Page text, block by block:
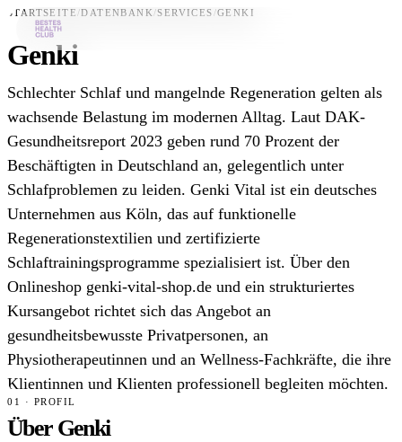
Datenbank
News
Über uns
Für Unternehmen
STARTSEITE /DATENBANK /SERVICES /GENKI
Genki
Schlechter Schlaf und mangelnde Regeneration gelten als
wachsende Belastung im modernen Alltag. Laut DAK-
Gesundheitsreport 2023 geben rund 70 Prozent der
Beschäftigten in Deutschland an, gelegentlich unter
Schlafproblemen zu leiden. Genki Vital ist ein deutsches
Unternehmen aus Köln, das auf funktionelle
Regenerationstextilien und zertifizierte
Schlaftrainingsprogramme spezialisiert ist. Über den
Onlineshop genki-vital-shop.de und ein strukturiertes
Kursangebot richtet sich das Angebot an
gesundheitsbewusste Privatpersonen, an
Physiotherapeutinnen und an Wellness-Fachkräfte, die ihre
Klientinnen und Klienten professionell begleiten möchten.
01 · PROFIL
Über Genki